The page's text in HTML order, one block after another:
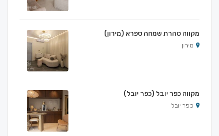
מקווה טהרת שמחה ספרא (מירון)
מירון
מקווה כפר יובל (כפר יובל)
כפר יובל